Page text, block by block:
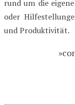
rund um die
oder
und Produktivität.